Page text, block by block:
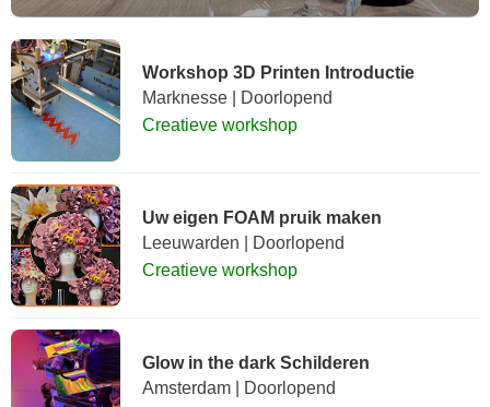
Workshop 3D Printen Introductie
Marknesse | Doorlopend
Creatieve workshop
Uw eigen FOAM pruik maken
Leeuwarden | Doorlopend
Creatieve workshop
Glow in the dark Schilderen
Amsterdam | Doorlopend